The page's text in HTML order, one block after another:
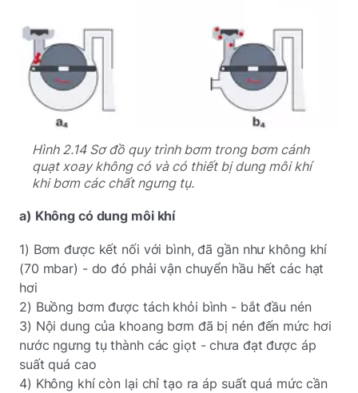
Hình 2.14 Sơ đồ quy trình bơm trong bơm cánh
quạt xoay không có và có thiết bị dung môi khí
khi bơm các chất ngưng tụ.
a) Không có dung môi khí
1) Bơm được kết nối với bình, đã gần như không khí
(70 mbar) - do đó phải vận chuyển hầu hết các hạt
hơi
2) Buồng bơm được tách khỏi bình - bắt đầu nén
3) Nội dung của khoang bơm đã bị nén đến mức hơi
nước ngưng tụ thành các giọt - chưa đạt được áp
suất quá cao
4) Không khí còn lại chỉ tạo ra áp suất quá mức cần